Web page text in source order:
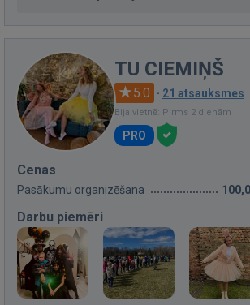
TU CIEMIŅŠ
5.0 · 21 atsauksmes
Bija vietnē: Pirms 2 dienām
PRO
Cenas
Pasākumu organizēšana
Darbu piemēri